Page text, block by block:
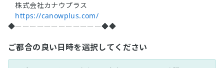
株式会社カナウプラス
https://canowplus.com/
◆ーーーーーーーーーーーー◆◆
ご都合の良い日時を選択してください